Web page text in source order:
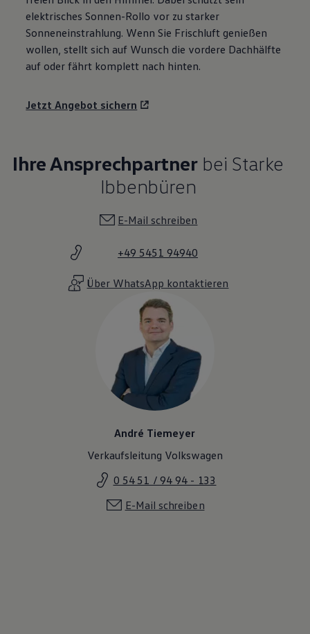
elektrisches Sonnen-Rollo vor zu starker
Sonneneinstrahlung. Wenn Sie Frischluft genießen
wollen, stellt sich auf Wunsch die vordere Dachhälfte
auf oder fährt komplett nach hinten.
Jetzt Angebot sichern
Ihre Ansprechpartnerbei Starke
Ibbenbüren
E-Mail schreiben
+49 5451 94940
Über WhatsApp kontaktieren
André Tiemeyer
Verkaufsleitung Volkswagen
0 54 51 / 94 94 - 133
E-Mail schreiben